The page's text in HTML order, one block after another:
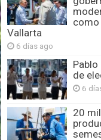
como
Vallarta
6 días ago
de
6
20